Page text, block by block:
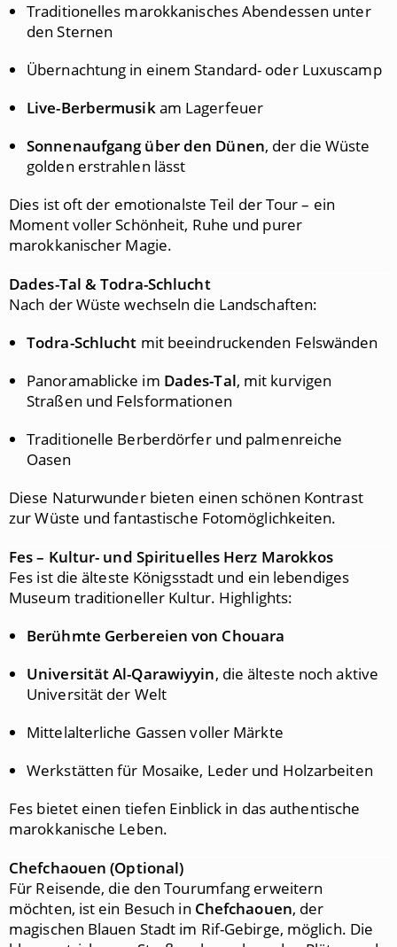
Traditionelles marokkanisches Abendessen unter
den Sternen
Übernachtung in einem Standard- oder Luxuscamp
Live-Berbermusikam Lagerfeuer
Sonnenaufgang über den Dünen, der die Wüste
golden erstrahlen lässt
Dies ist oft der emotionalste Teil der Tour – ein
Moment voller Schönheit, Ruhe und purer
marokkanischer Magie.
Dades-Tal & Todra-Schlucht
Nach der Wüste wechseln die Landschaften:
Todra-Schlucht mit beeindruckenden Felswänden
Panoramablicke im Dades-Tal, mit kurvigen
Straßen und Felsformationen
Traditionelle Berberdörfer und palmenreiche
Oasen
Diese Naturwunder bieten einen schönen Kontrast
zur Wüste und fantastische Fotomöglichkeiten.
Fes – Kultur- und Spirituelles Herz Marokkos
Fes ist die älteste Königsstadt und ein lebendiges
Museum traditioneller Kultur. Highlights:
Berühmte Gerbereien von Chouara
Universität Al-Qarawiyyin, die älteste noch aktive
Universität der Welt
Mittelalterliche Gassen voller Märkte
Werkstätten für Mosaike, Leder und Holzarbeiten
Fes bietet einen tiefen Einblick in das authentische
marokkanische Leben.
Chefchaouen (Optional)
Für Reisende, die den Tourumfang erweitern
möchten, ist ein Besuch in Chefchaouen, der
magischen Blauen Stadt im Rif-Gebirge, möglich. Die